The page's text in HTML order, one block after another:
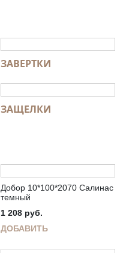
ЗАВЕРТКИ
ЗАЩЕЛКИ
Добор 10*100*2070 Салинас
темный
1 208 руб.
ДОБАВИТЬ